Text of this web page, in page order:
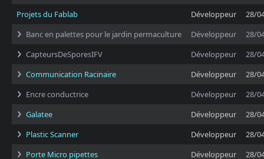
Projets du Fablab
Développeur
28/
Banc en palettes pour le jardin permaculture
Développeur
28/
CapteursDeSporesIFV
Développeur
28/
Communication Racinaire
Développeur
28/
Encre conductrice
Développeur
28/
Galatee
Développeur
28/
Plastic Scanner
Développeur
28/
Porte Micro pipettes
Développeur 28/